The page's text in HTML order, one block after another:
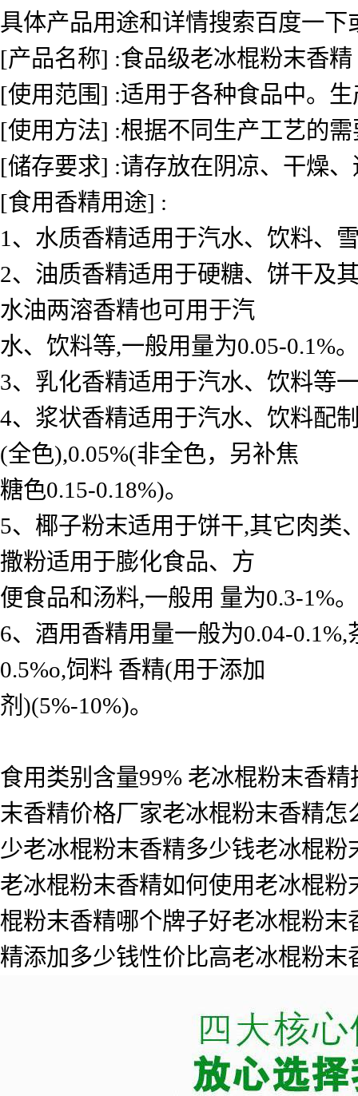
具体产品用途和详情搜索百度一
[产品名称] :食品级老冰棍粉末香精
[使用范围] :适用于各种食品中。
[使用方法] :根据不同生产工艺的
[储存要求] :请存放在阴凉、干燥
[食用香精用途] :
1、水质香精适用于汽水、饮料、
2、油质香精适用于硬糖、饼干及
水油两溶香精也可用于汽
水、饮料等,一般用量为0.05-0.1%。
3、乳化香精适用于汽水、饮料等
4、浆状香精适用于汽水、饮料配
(全色),0.05%(非全色，另补焦
糖色0.15-0.18%)。
5、椰子粉末适用于饼干,其它肉类
撒粉适用于膨化食品、方
便食品和汤料,一般用 量为0.3-1%。
6、酒用香精用量一般为0.04-
0.5%o,饲料 香精(用于添加
剂)(5%-10%)。
食用类别含量99% 老冰棍粉末香
末香精价格厂家老冰棍粉末香精
少老冰棍粉末香精多少钱老冰棍
老冰棍粉末香精如何使用老冰棍
棍粉末香精哪个牌子好老冰棍粉
精添加多少钱性价比高老冰棍粉